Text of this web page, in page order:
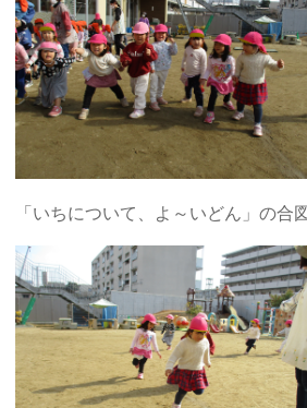
「いちについて、よ～いどん」の合